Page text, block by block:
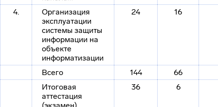
4.
Организация
эксплуатации
системы защиты
информации на
объекте
информатизации
24 16
Всего 144
66
Итоговая
аттестация
36 6